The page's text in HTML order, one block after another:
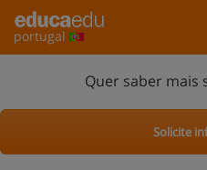
portugal
Quer saber mais
Solicite